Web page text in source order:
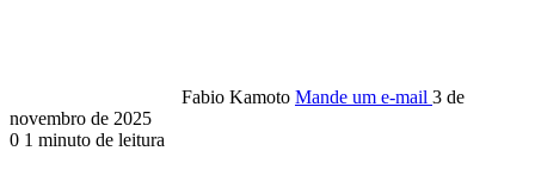
Fabio Kamoto Mande um e-mail 3 de
novembro de 2025
0 1 minuto de leitura